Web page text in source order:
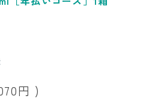
円 )